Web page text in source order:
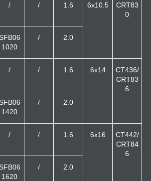
/ / 1.6 6x10.5
CRT83
0
SFB06
1020
/ 2.0
/ / 1.6 6x14
CT436/
CRT83
6
SFB06
1420
/ 2.0
/ / 1.6 6x16
CT442/
CRT84
6
SFB06
1620
/ 2.0